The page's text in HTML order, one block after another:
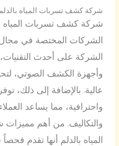
شركة كشف تسربات المياه
شركة كشف تسربات المياه
الشركات المختصة في مجال
الشركة على أحدث
وأجهزة الكشف الصوتي،
عالية. بالإضافة إلى ذلك،
واحترافية، مما يساعد
والتكاليف. من أهم
المياه بالدلم أنها تقدم